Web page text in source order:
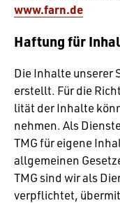
www.farn.de
Haftung für
Die Inhalte unserer
erstellt. Für die
lität der Inhalte
nehmen. Als
TMG für eigene
allge­meinen
TMG sind wir als
verpflichtet,